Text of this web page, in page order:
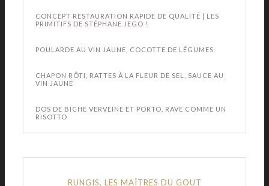
CONCEPT RESTAURATION RAPIDE DE QUALITÉ | LES
PRIMITIFS DE STÉPHANE JEGO !
POULARDE AU VIN JAUNE, COCOTTE DE LÉGUMES
CHAPON RÔTI, RATTES À LA FLEUR DE SEL, SAUCE AU
VIN JAUNE
DOS DE BICHE VERVEINE ET PORTO, RAVE COMME UN
RISOTTO
RUNGIS, LES MAÎTRES DU GOUT